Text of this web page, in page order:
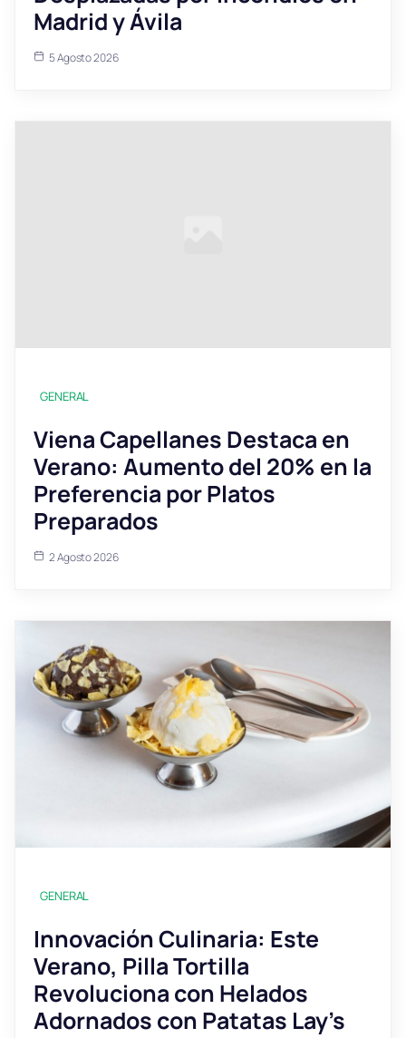
Madrid y Ávila
5 Agosto 2026
GENERAL
Viena Capellanes Destaca en
Verano: Aumento del 20% en la
Preferencia por Platos
Preparados
2 Agosto 2026
GENERAL
Innovación Culinaria: Este
Verano, Pilla Tortilla
Revoluciona con Helados
Adornados con Patatas Lay’s